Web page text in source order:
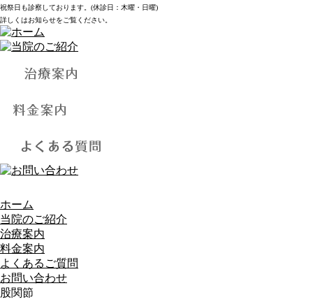
祝祭日も診察しております。(休診日：木曜・日曜)
詳しくはお知らせをご覧ください。
ホーム
当院のご紹介
治療案内
料金案内
よくあるご質問
お問い合わせ
股関節